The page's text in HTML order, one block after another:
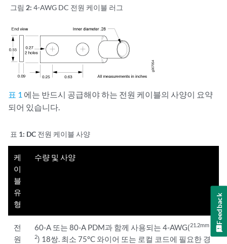
그림 2: 4-AWG DC 전원 케이블 러그
표 1 에는 반드시 공급해야 하는 전원 케이블의 사양이 요약
되어 있습니다.
표 1: DC 전원 케이블 사양
케
이
블
유
형
수량 및 사양
전
원
60-A 또는 80-A PDM과 함께 사용되는 4-AWG(21.2mm
2) 18쌍. 최소 75°C 와이어 또는 로컬 코드에 필요한 경
Feedback